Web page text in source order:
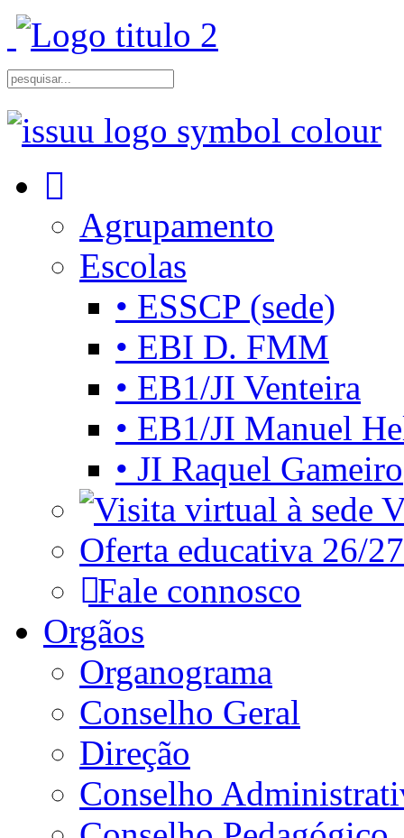
Agrupamento
Escolas
• ESSCP (sede)
• EBI D. FMM
• EB1/JI Venteira
• EB1/JI Manuel
• JI Raquel Gameiro
Oferta educativa 26/27
Fale connosco
Orgãos
Organograma
Conselho Geral
Direção
Conselho